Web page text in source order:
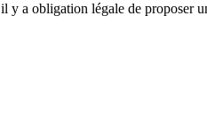
y a obligation légale de proposer